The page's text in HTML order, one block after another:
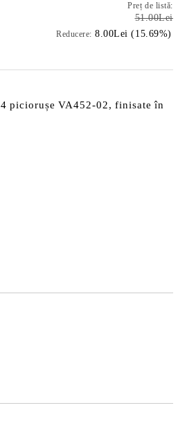
Preț de listă:
51.00Lei
Reducere: 8.00Lei (15.69%)
4 piciorușe VA452-02, finisate în